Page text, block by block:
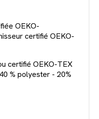
OEKO-
certifié OEKO-
certifié OEKO-TEX
% polyester - 20%